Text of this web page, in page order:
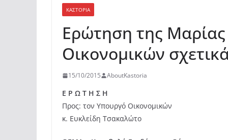
ΚΑΣΤΟΡΙΆ
Ερώτηση της
Οικονομικών
15/10/2015 AboutKastoria
Ε Ρ Ω Τ Η Σ Η
Προς: τον Υπουργό Οικονομικών
κ. Ευκλείδη Τσακαλώτο